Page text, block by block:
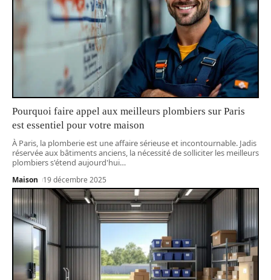
Pourquoi faire appel aux meilleurs plombiers sur Paris
est essentiel pour votre maison
À Paris, la plomberie est une affaire sérieuse et incontournable. Jadis
réservée aux bâtiments anciens, la nécessité de solliciter les meilleurs
plombiers s'étend aujourd'hui…
Maison 19 décembre 2025